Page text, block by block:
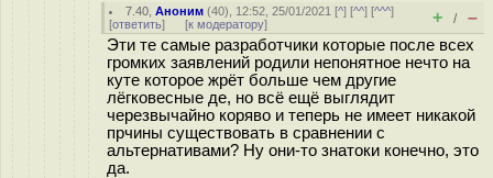
7.40 ,Аноним (40), 12:52, 25/01/2021 [^] [^^] [^^^]
[ответить] [к модератору] + / –
Эти те самые разработчики которые после всех
громких заявлений родили непонятное нечто на
куте которое жрёт больше чем другие
лёгковесные де, но всё ещё выглядит
черезвычайно коряво и теперь не имеет никакой
прчины существовать в сравнении с
альтернативами? Ну они-то знатоки конечно, это
да.